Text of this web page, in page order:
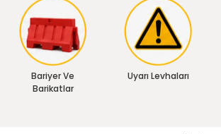
Bariyer Ve
Barikatlar
Uyarı Levhaları